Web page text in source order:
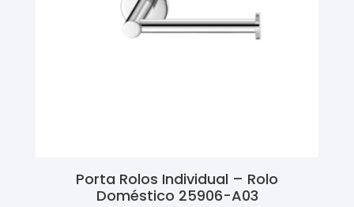
Porta Rolos Individual – Rolo
Doméstico 25906-A03